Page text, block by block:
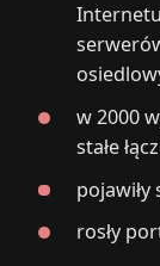
w 2000
stałe
pojawiły
rosły